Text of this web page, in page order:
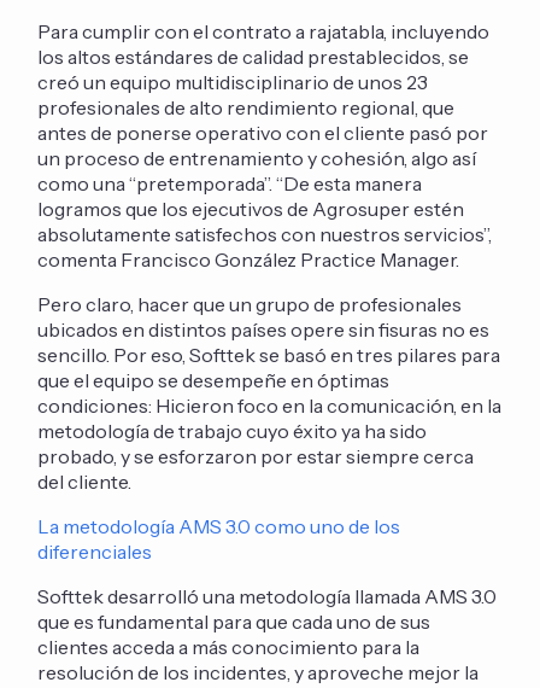
Para cumplir con el contrato a rajatabla, incluyendo
los altos estándares de calidad prestablecidos, se
creó un equipo multidisciplinario de unos 23
profesionales de alto rendimiento regional, que
antes de ponerse operativo con el cliente pasó por
un proceso de entrenamiento y cohesión, algo así
como una “pretemporada”. “De esta manera
logramos que los ejecutivos de Agrosuper estén
absolutamente satisfechos con nuestros servicios”,
comenta Francisco González Practice Manager.
Pero claro, hacer que un grupo de profesionales
ubicados en distintos países opere sin fisuras no es
sencillo. Por eso, Softtek se basó en tres pilares para
que el equipo se desempeñe en óptimas
condiciones: Hicieron foco en la comunicación, en la
metodología de trabajo cuyo éxito ya ha sido
probado, y se esforzaron por estar siempre cerca
del cliente.
La metodología AMS 3.0 como uno de los
diferenciales
Softtek desarrolló una metodología llamada AMS 3.0
que es fundamental para que cada uno de sus
clientes acceda a más conocimiento para la
resolución de los incidentes, y aproveche mejor la